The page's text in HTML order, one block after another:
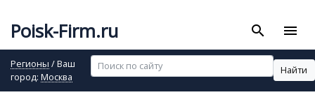
Poisk-Firm.ru search menu
Регионы / Ваш
город: Москва
Найти